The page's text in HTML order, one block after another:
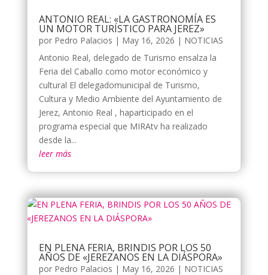
ANTONIO REAL: «LA GASTRONOMÍA ES
UN MOTOR TURÍSTICO PARA JEREZ»
por Pedro Palacios | May 16, 2026 | NOTICIAS
Antonio Real, delegado de Turismo ensalza la
Feria del Caballo como motor económico y
cultural El delegadomunicipal de Turismo,
Cultura y Medio Ambiente del Ayuntamiento de
Jerez, Antonio Real , haparticipado en el
programa especial que MIRAtv ha realizado
desde la...
leer más
EN PLENA FERIA, BRINDIS POR LOS 50
AÑOS DE «JEREZANOS EN LA DIÁSPORA»
por Pedro Palacios | May 16, 2026 | NOTICIAS